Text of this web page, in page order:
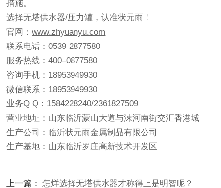
措施。
选择无塔供水器/压力罐，认准状元雨！
官网：www.zhyuanyu.com
联系电话：0539-2877580
服务热线：400–0877580
咨询手机：18953949930
微信联系：18953949930
业务Q Q：1584228240/2361827509
营业地址：山东临沂蒙山大道与涑河南街交汇香港城
生产公司：临沂状元雨金属制品有限公司
生产基地：山东临沂罗庄高新技术开发区
上一篇：怎烊选择无塔供水器才称得上是明智呢？